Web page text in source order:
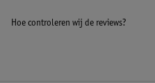
Hoe controleren wij de reviews?